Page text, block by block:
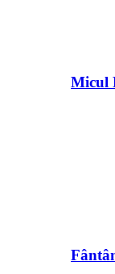
Micul